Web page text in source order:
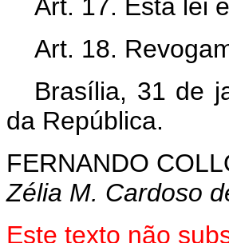
Art. 17. Esta lei
Art. 18.
Brasília, 31 de
da República.
FERNANDO
Zélia M. Cardoso
Este texto não